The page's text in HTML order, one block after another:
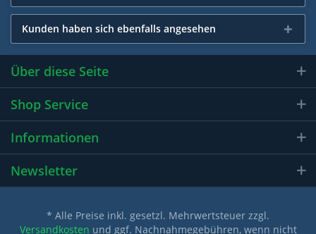
Kunden haben sich ebenfalls angesehen
Über diese Seite
Shop Service
Informationen
Newsletter
* Alle Preise inkl. gesetzl. Mehrwertsteuer zzgl.
Versandkosten und ggf. Nachnahmegebühren, wenn nicht